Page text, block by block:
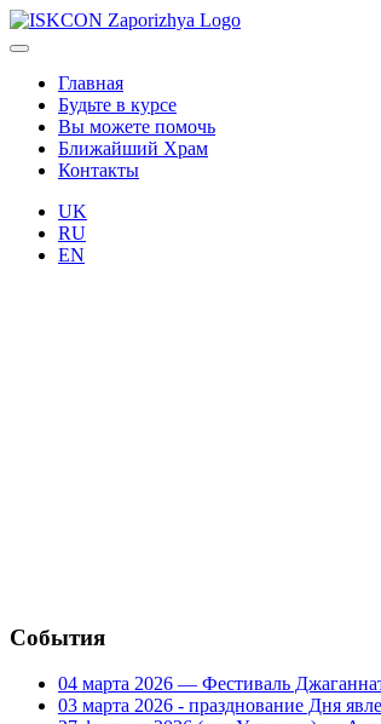
Главная
Будьте в курсе
Вы можете помочь
Ближайший Храм
Контакты
UK
RU
EN
События
04 марта 2026 — Фестиваль
03 марта 2026 - празднование Дня